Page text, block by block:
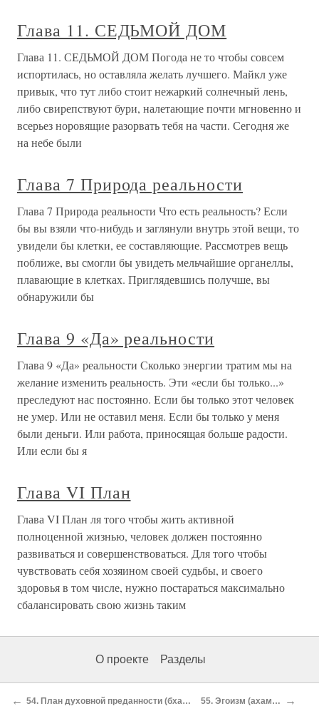
Глава 11. СЕДЬМОЙ ДОМ
Глава 11. СЕДЬМОЙ ДОМ Погода не то чтобы совсем
испортилась, но оставляла желать лучшего. Майкл уже
привык, что тут либо стоит нежаркий солнечный лень,
либо свирепствуют бури, налетающие почти мгновенно и
всерьез норовящие разорвать тебя на части. Сегодня же
на небе были
Глава 7 Природа реальности
Глава 7 Природа реальности Что есть реальность? Если
бы вы взяли что-нибудь и заглянули внутрь этой вещи, то
увидели бы клетки, ее составляющие. Рассмотрев вещь
поближе, вы смогли бы увидеть мельчайшие органеллы,
плавающие в клетках. Приглядевшись получше, вы
обнаружили бы
Глава 9 «Да» реальности
Глава 9 «Да» реальности Сколько энергии тратим мы на
желание изменить реальность. Эти «если бы только...»
преследуют нас постоянно. Если бы только этот человек
не умер. Или не оставил меня. Если бы только у меня
были деньги. Или работа, приносящая больше радости.
Или если бы я
Глава VI План
Глава VI План ля того чтобы жить активной
полноценной жизнью, человек должен постоянно
развиваться и совершенствоваться. Для того чтобы
чувствовать себя хозяином своей судьбы, и своего
здоровья в том числе, нужно постараться максимально
сбалансировать свою жизнь таким
О проекте Разделы
← 54. План духовной преданности (бхакти-лока) 55. Эгоизм (ахамкара) →